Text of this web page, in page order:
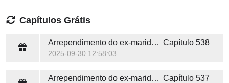
Capítulos Grátis
Arrependimento do ex-marido (Victoria e Alexander) Capítulo 538
2025-09-30 12:58:03
Arrependimento do ex-marido (Victoria e Alexander) Capítulo 537